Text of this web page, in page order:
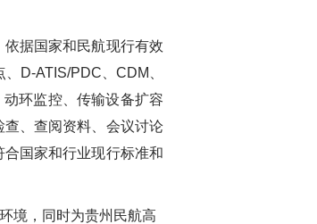
据国家和民航现行有效
D-ATIS/PDC CDM
动环监控、传输设备扩容
、查阅资料、会议讨论
国家和行业现行标准和
境，同时为贵州民航高